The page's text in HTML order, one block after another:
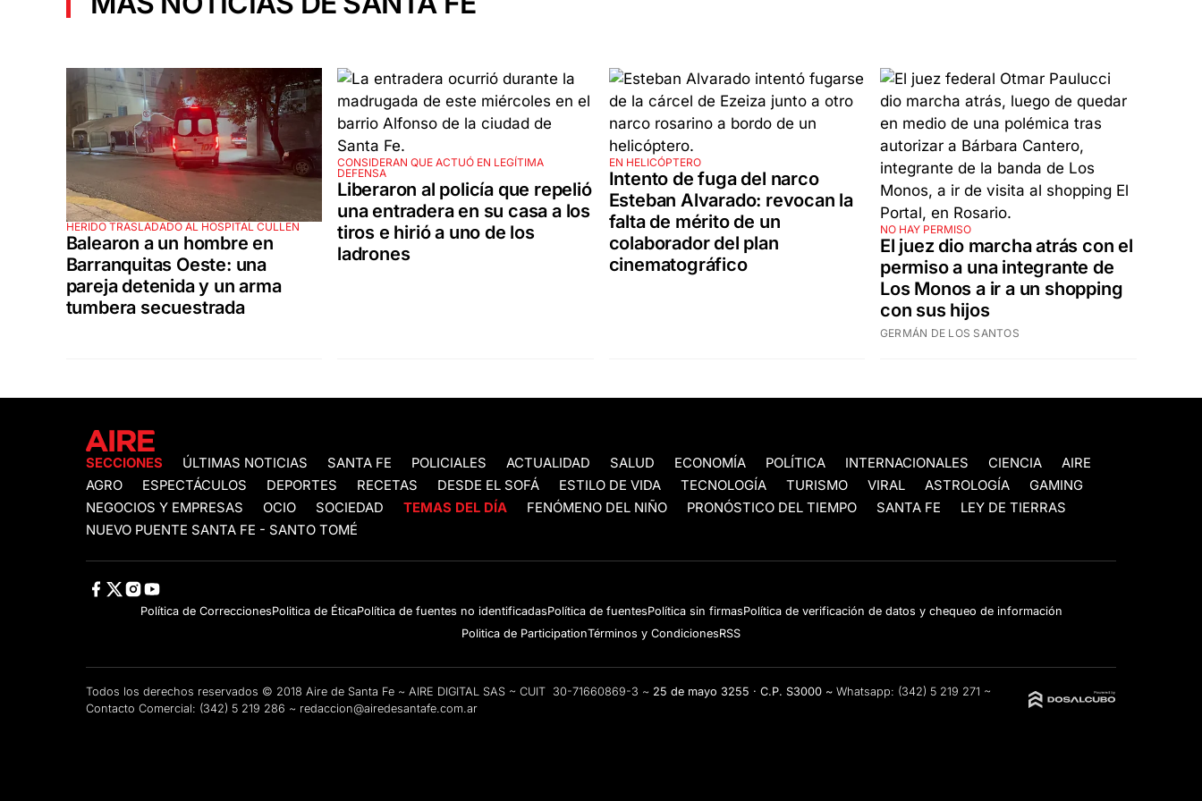
HERIDO TRASLADADO AL HOSPITAL CULLEN
Balearon a un hombre en
Barranquitas Oeste: una
pareja detenida y un arma
tumbera secuestrada
CONSIDERAN QUE ACTUÓ EN LEGÍTIMA
DEFENSA
Liberaron al policía que repelió
una entradera en su casa a los
tiros e hirió a uno de los
ladrones
EN HELICÓPTERO
Intento de fuga del narco
Esteban Alvarado: revocan la
falta de mérito de un
colaborador del plan
cinematográfico
NO HAY PERMISO
El juez dio marcha atrás con el
permiso a una integrante de
Los Monos a ir a un shopping
con sus hijos
GERMÁN DE LOS SANTOS
SECCIONES ÚLTIMAS NOTICIAS SANTA FE POLICIALES ACTUALIDAD SALUD ECONOMÍA POLÍTICA INTERNACIONALES CIENCIA
AIRE
AGRO
ESPECTÁCULOS DEPORTES RECETAS DESDE EL SOFÁ ESTILO DE VIDA TECNOLOGÍA TURISMO VIRAL ASTROLOGÍA
GAMING
NEGOCIOS Y EMPRESAS
OCIO SOCIEDAD TEMAS DEL DÍA FENÓMENO DEL NIÑO PRONÓSTICO DEL TIEMPO SANTA FE
LEY DE TIERRAS
NUEVO PUENTE SANTA FE - SANTO TOMÉ
Política de CorreccionesPolitica de ÉticaPolítica de fuentes no identificadasPolítica de fuentesPolítica sin firmasPolítica de verificación de datos y chequeo de información
Politica de ParticipationTérminos y CondicionesRSS
Todos los derechos reservados © 2018 Aire de Santa Fe ~ AIRE DIGITAL SAS ~ CUIT 30-71660869-3 ~ 25 de mayo 3255 · C.P. S3000 ~ Whatsapp: (342) 5 219 271 ~
Contacto Comercial: (342) 5 219 286 ~ redaccion@airedesantafe.com.ar